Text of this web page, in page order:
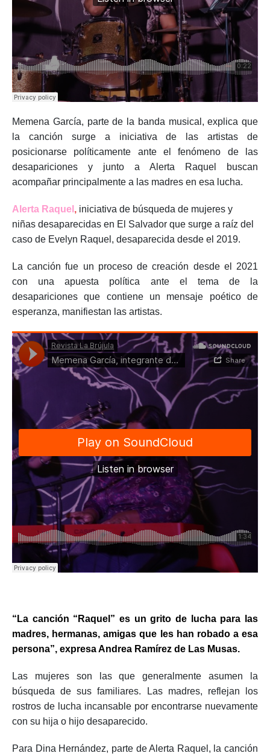
Memena García, parte de la banda musical, explica que
la canción surge a iniciativa de las artistas de
posicionarse políticamente ante el fenómeno de las
desapariciones y junto a Alerta Raquel buscan
acompañar principalmente a las madres en esa lucha.
Alerta Raquel , iniciativa de búsqueda de mujeres y
niñas desaparecidas en El Salvador que surge a raíz del
caso de Evelyn Raquel, desaparecida desde el 2019.
La canción fue un proceso de creación desde el 2021
con una apuesta política ante el tema de la
desapariciones que contiene un mensaje poético de
esperanza, manifiestan las artistas.
“La canción “Raquel” es un grito de lucha para las
madres, hermanas, amigas que les han robado a esa
persona”, expresa Andrea Ramírez de Las Musas.
Las mujeres son las que generalmente asumen la
búsqueda de sus familiares. Las madres, reflejan los
rostros de lucha incansable por encontrarse nuevamente
con su hija o hijo desaparecido.
Para Dina Hernández, parte de Alerta Raquel, la canción